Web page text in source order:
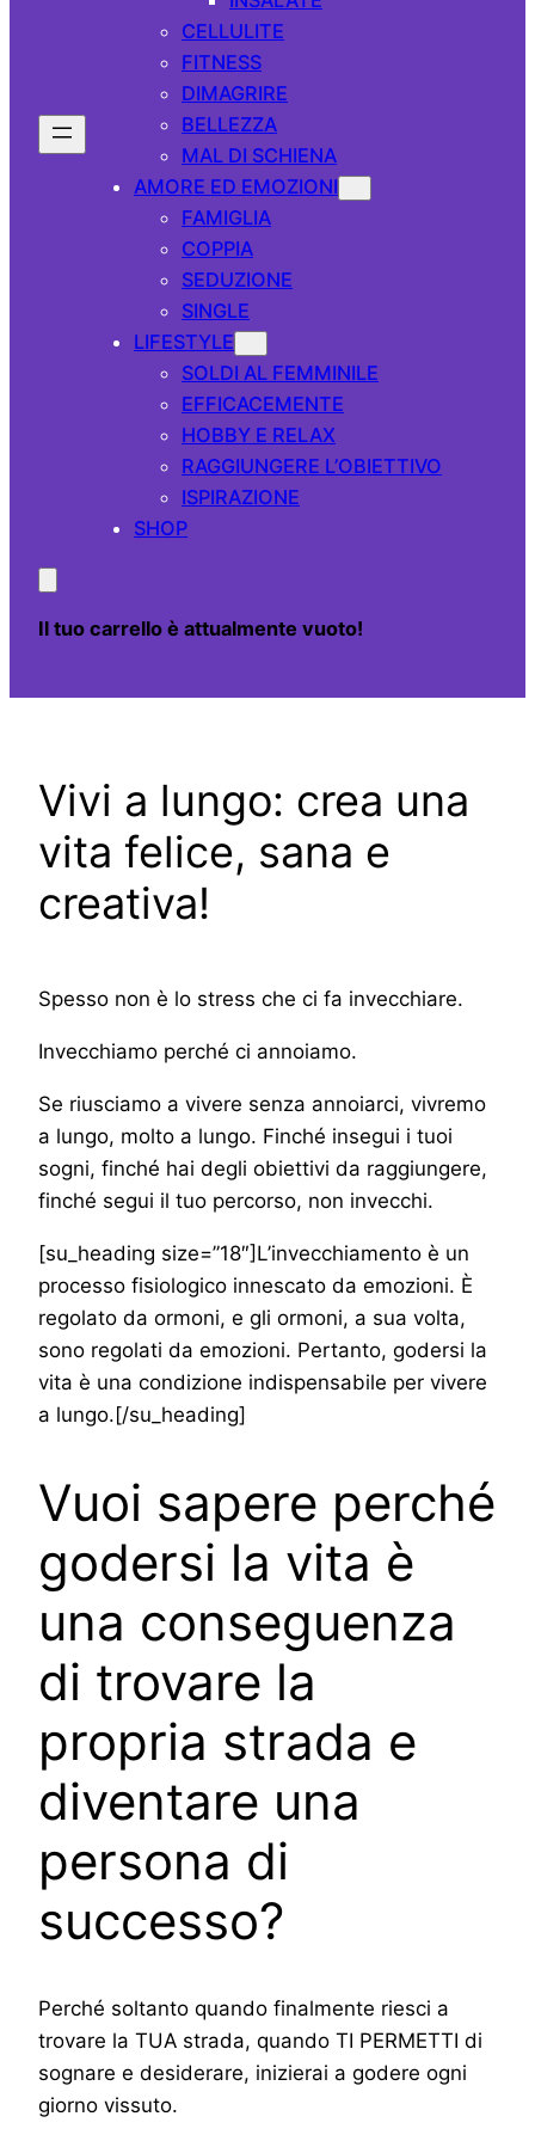
CELLULITE
FITNESS
DIMAGRIRE
BELLEZZA
MAL DI SCHIENA
AMORE ED EMOZIONI
FAMIGLIA
COPPIA
SEDUZIONE
SINGLE
LIFESTYLE
SOLDI AL FEMMINILE
EFFICACEMENTE
HOBBY E RELAX
RAGGIUNGERE L’OBIETTIVO
ISPIRAZIONE
SHOP
Il tuo carrello è attualmente vuoto!
Vivi a lungo: crea una
vita felice, sana e
creativa!
Spesso non è lo stress che ci fa invecchiare.
Invecchiamo perché ci annoiamo.
Se riusciamo a vivere senza annoiarci, vivremo
a lungo, molto a lungo. Finché insegui i tuoi
sogni, finché hai degli obiettivi da raggiungere,
finché segui il tuo percorso, non invecchi.
[su_heading size=”18″]L’invecchiamento è un
processo fisiologico innescato da emozioni. È
regolato da ormoni, e gli ormoni, a sua volta,
sono regolati da emozioni. Pertanto, godersi la
vita è una condizione indispensabile per vivere
a lungo.[/su_heading]
Vuoi sapere perché
godersi la vita è
una conseguenza
di trovare la
propria strada e
diventare una
persona di
successo?
Perché soltanto quando finalmente riesci a
trovare la TUA strada, quando TI PERMETTI di
sognare e desiderare, inizierai a godere ogni
giorno vissuto.